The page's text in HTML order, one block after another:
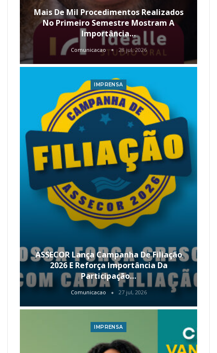
Mais De Mil Procedimentos Realizados
No Primeiro Semestre Mostram A
Importância…
Comunicacao 28 jul, 2026
IMPRENSA
ASSECOR Lança Campanha De Filiação
2026 E Reforça Importância Da
Participação…
Comunicacao 27 jul, 2026
IMPRENSA